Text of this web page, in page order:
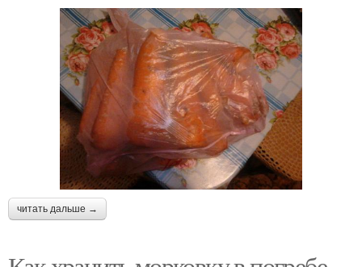
читать дальше →